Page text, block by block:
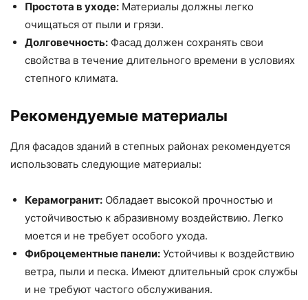
Простота в уходе: Материалы должны легко
очищаться от пыли и грязи.
Долговечность: Фасад должен сохранять свои
свойства в течение длительного времени в условиях
степного климата.
Рекомендуемые материалы
Для фасадов зданий в степных районах рекомендуется
использовать следующие материалы:
Керамогранит: Обладает высокой прочностью и
устойчивостью к абразивному воздействию. Легко
моется и не требует особого ухода.
Фиброцементные панели: Устойчивы к воздействию
ветра, пыли и песка. Имеют длительный срок службы
и не требуют частого обслуживания.